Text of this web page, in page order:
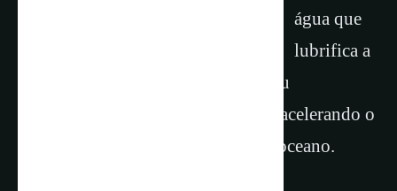
água que
lubrifica a
base da camada de gelo e facilita seu
deslizamento sobre a rocha matriz, acelerando o
movimento do gelo em direção ao oceano.